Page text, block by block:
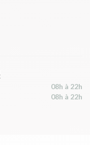
08h à 22h
08h à 22h